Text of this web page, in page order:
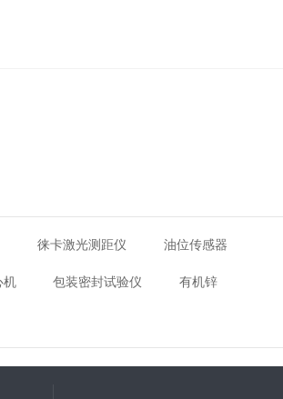
徕卡激光测距仪 油位传感器
机 包装密封试验仪 有机锌